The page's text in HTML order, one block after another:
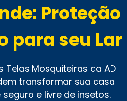
Proteção
para seu Lar
Telas Mosquiteiras da AD
transformar sua casa
e livre de insetos.